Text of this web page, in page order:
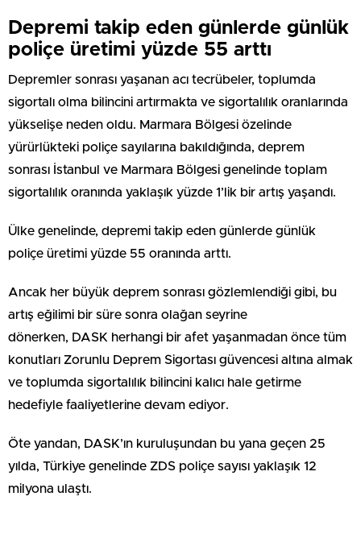
Depremi takip eden günlerde günlük
poliçe üretimi yüzde 55 arttı
Depremler sonrası yaşanan acı tecrübeler, toplumda
sigortalı olma bilincini artırmakta ve sigortalılık oranlarında
yükselişe neden oldu. Marmara Bölgesi özelinde
yürürlükteki poliçe sayılarına bakıldığında, deprem
sonrası İstanbul ve Marmara Bölgesi genelinde toplam
sigortalılık oranında yaklaşık yüzde 1’lik bir artış yaşandı.
Ülke genelinde, depremi takip eden günlerde günlük
poliçe üretimi yüzde 55 oranında arttı.
Ancak her büyük deprem sonrası gözlemlendiği gibi, bu
artış eğilimi bir süre sonra olağan seyrine
dönerken, DASK herhangi bir afet yaşanmadan önce tüm
konutları Zorunlu Deprem Sigortası güvencesi altına almak
ve toplumda sigortalılık bilincini kalıcı hale getirme
hedefiyle faaliyetlerine devam ediyor.
Öte yandan, DASK’ın kuruluşundan bu yana geçen 25
yılda, Türkiye genelinde ZDS poliçe sayısı yaklaşık 12
milyona ulaştı.